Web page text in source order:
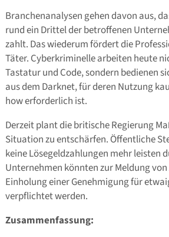
Branchenanalysen gehen davon aus,
rund ein Drittel der betroffenen
zahlt. Das wiederum fördert die
Täter. Cyberkriminelle arbeiten heute
Tastatur und Code, sondern bedienen
aus dem Darknet, für deren Nutzung
how erforderlich ist.
Derzeit plant die britische Regierung
Situation zu entschärfen. Öffentliche
keine Lösegeldzahlungen mehr leisten
Unternehmen könnten zur Meldung
Einholung einer Genehmigung für
verpflichtet werden.
Zusammenfassung: